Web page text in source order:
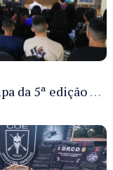
Sejusc participa da 5ª edição do Caminhos Literários com foco na cultura hip-hop nas unidades socioeducativas